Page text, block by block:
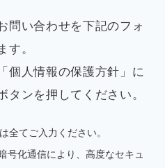
問い合わせを下記のフォ
す。
個人情報の保護方針」に
タンを押してください。
全てご入力ください。
号化通信により、高度なセキュ